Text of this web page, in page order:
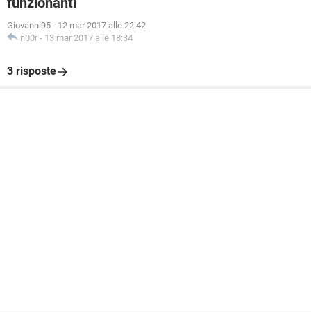
Giovanni95 - 12 mar 2017 alle 22:42
n00r - 13 mar 2017 alle 18:34
3 risposte